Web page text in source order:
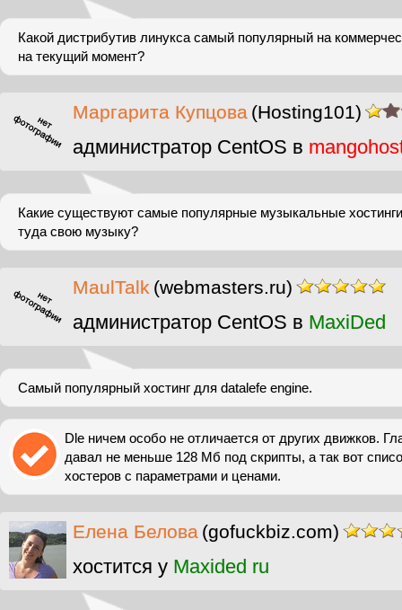
Какой дистрибутив линукса самый популярный на
на текущий момент?
Маргарита Купцова (Hosting101)
администратор CentOS в
Какие существуют самые популярные музыкальные
туда свою музыку?
MaulTalk (webmasters.ru)
администратор CentOS в MaxiDed
Самый популярный хостинг для datalefe engine.
Dle ничем особо не отличается от других движков.
давал не меньше 128 Мб под скрипты, а так вот
хостеров с параметрами и ценами.
Елена Белова (gofuckbiz.com)
хостится у Maxided ru